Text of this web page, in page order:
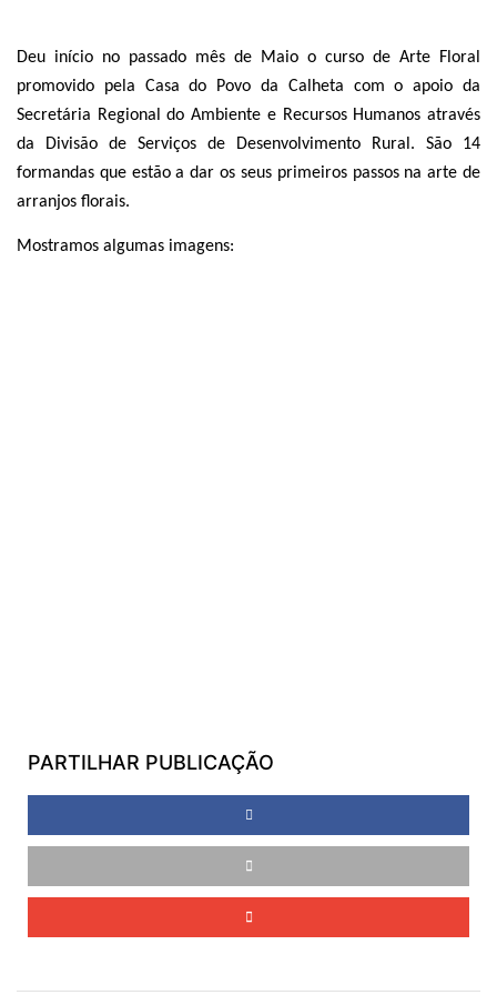
Deu início no passado mês de Maio o curso de Arte Floral
promovido pela Casa do Povo da Calheta com o apoio da
Secretária Regional do Ambiente e Recursos Humanos através
da Divisão de Serviços de Desenvolvimento Rural. São 14
formandas que estão a dar os seus primeiros passos na arte de
arranjos florais.
Mostramos algumas imagens:
PARTILHAR PUBLICAÇÃO